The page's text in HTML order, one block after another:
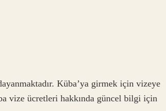
Küba’ya girmek için vizeye
vize ücretleri hakkında güncel bilgi için